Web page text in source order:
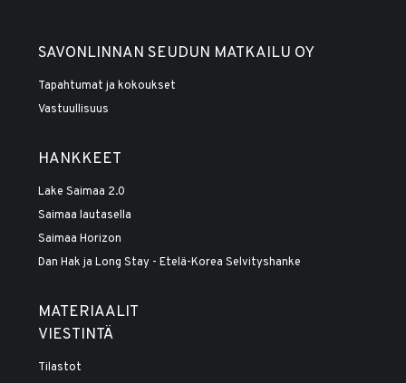
SAVONLINNAN SEUDUN MATKAILU OY
Tapahtumat ja kokoukset
Vastuullisuus
HANKKEET
Lake Saimaa 2.0
Saimaa lautasella
Saimaa Horizon
Dan Hak ja Long Stay - Etelä-Korea Selvityshanke
MATERIAALIT
VIESTINTÄ
Tilastot